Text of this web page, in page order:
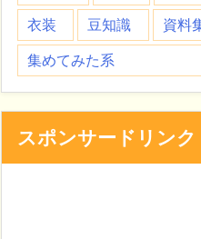
衣装
豆知識 資料
集めてみた系
スポンサードリンク